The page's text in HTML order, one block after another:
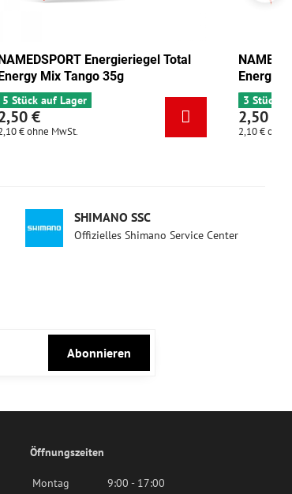
NAMEDSPORT Energieriegel Total
Energy Pistazie 35g
3 Stück auf Lager
2,10 €ohne MwSt.
SHIMANO SSC
Offizielles Shimano Service Center
Abonnieren
Öffnungszeiten
Montag
9:00 - 17:00